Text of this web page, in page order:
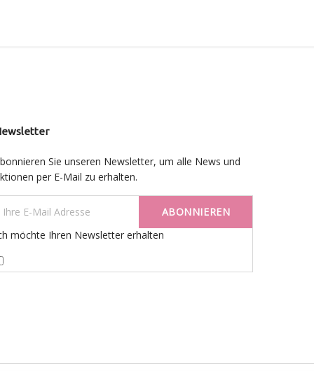
Sie unseren Newsletter, um alle News und
per E-Mail zu erhalten.
ABONNIEREN
möchte Ihren Newsletter erhalten